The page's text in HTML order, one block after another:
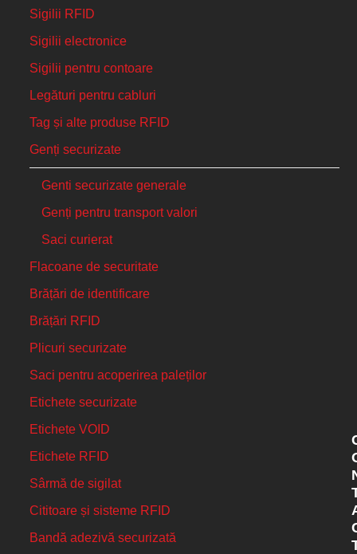
Sigilii RFID
Sigilii electronice
Sigilii pentru contoare
Legături pentru cabluri
Tag și alte produse RFID
Genți securizate
Genti securizate generale
Genți pentru transport valori
Saci curierat
Flacoane de securitate
Brățări de identificare
Brățări RFID
Plicuri securizate
Saci pentru acoperirea paleților
Etichete securizate
Etichete VOID
Etichete RFID
Sârmă de sigilat
Cititoare și sisteme RFID
Bandă adezivă securizată